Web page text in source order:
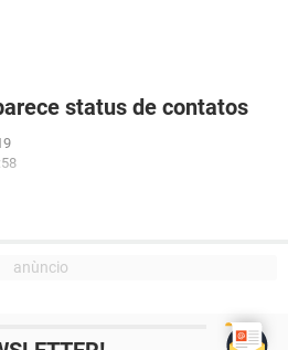
status de contatos